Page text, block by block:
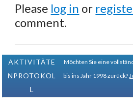
Please log in or
comment.
AKTIVITÄTE
NPROTOKOL
L
Möchten Sie eine
bis ins Jahr 1998 zurück?